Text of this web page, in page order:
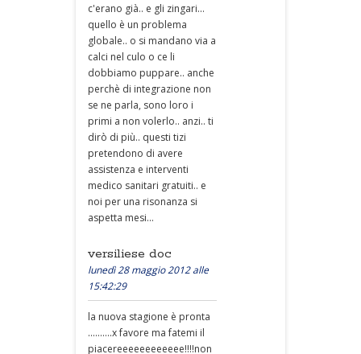
c'erano già.. e gli zingari...
quello è un problema
globale.. o si mandano via a
calci nel culo o ce li
dobbiamo puppare.. anche
perchè di integrazione non
se ne parla, sono loro i
primi a non volerlo.. anzi.. ti
dirò di più.. questi tizi
pretendono di avere
assistenza e interventi
medico sanitari gratuiti.. e
noi per una risonanza si
aspetta mesi...
versiliese doc
lunedì 28 maggio 2012 alle
15:42:29
la nuova stagione è pronta
..........x favore ma fatemi il
piacereeeeeeeeeeee!!!!non